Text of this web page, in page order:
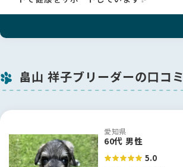
畠山 祥子ブリーダーの口コミ
愛知県
60代 男性
5.0